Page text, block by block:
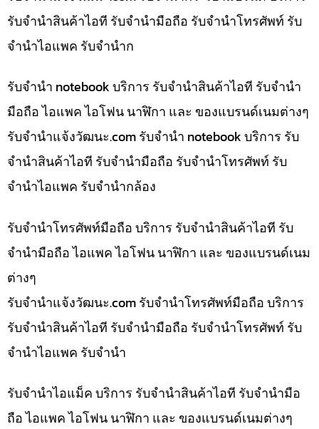
รับจำนำสินค้าไอที รับจำนำมือถือ รับจำนำโทรศัพท์ รับ
จำนำไอแพค รับจำนำก
รับจำนำ notebook บริการ รับจำนำสินค้าไอที รับจำนำ
มือถือ ไอแพค ไอโฟน นาฬิกา และ ของแบรนด์เนมต่างๆ
รับจํานําแจ้งวัฒนะ.com รับจำนำ notebook บริการ รับ
จำนำสินค้าไอที รับจำนำมือถือ รับจำนำโทรศัพท์ รับ
จำนำไอแพค รับจำนำกล้อง
รับจำนำโทรศัพท์มือถือ บริการ รับจำนำสินค้าไอที รับ
จำนำมือถือ ไอแพค ไอโฟน นาฬิกา และ ของแบรนด์เนม
ต่างๆ
รับจํานําแจ้งวัฒนะ.com รับจำนำโทรศัพท์มือถือ บริการ
รับจำนำสินค้าไอที รับจำนำมือถือ รับจำนำโทรศัพท์ รับ
จำนำไอแพค รับจำนำ
รับจำนำไอแม็ค บริการ รับจำนำสินค้าไอที รับจำนำมือ
ถือ ไอแพค ไอโฟน นาฬิกา และ ของแบรนด์เนมต่างๆ